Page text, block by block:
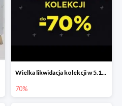
Wielka likwidacja kolekcji w 5.10.15 do -70%
70%